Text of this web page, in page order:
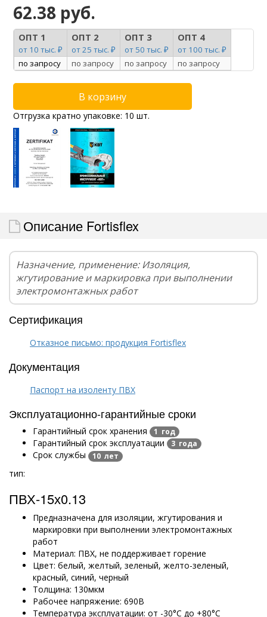
62.38 руб.
ОПТ 1
от 10 тыс. ₽
ОПТ 2
от 25 тыс. ₽
ОПТ 3
от 50 тыс. ₽
ОПТ 4
от 100 тыс. ₽
по запросу
по запросу по запросу по запросу
Отгрузка кратно упаковке: 10 шт.
Описание Fortisflex
Назначение, применение: Изоляция,
жгутирование и маркировка при выполнении
электромонтажных работ
Сертификация
Отказное письмо: продукция Fortisflex
Документация
Паспорт на изоленту ПВХ
Эксплуатационно-гарантийные сроки
Гарантийный срок хранения 1 год
Гарантийный срок эксплуатации 3 года
Срок службы 10 лет
тип:
ПВХ-15х0.13
Предназначена для изоляции, жгутирования и
маркировки при выполнении электромонтажных
работ
Материал: ПВХ, не поддерживает горение
Цвет: белый, желтый, зеленый, желто-зеленый,
красный, синий, черный
Толщина: 130мкм
Рабочее напряжение: 690В
Температура эксплуатации: от -30°C до +80°C